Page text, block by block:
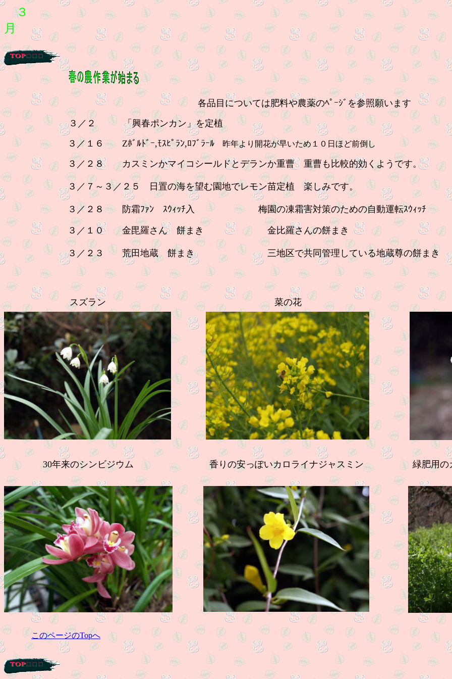
３
月
各品目については肥料や農薬のﾍﾟｰｼﾞを参照願います
３／２ 「興春ポンカン」を定植
３／１６ Zﾎﾞﾙﾄﾞｰ,ﾓｽﾋﾟﾗﾝ,ﾛﾌﾞﾗｰﾙ昨年より開花が早いため１０日ほど前倒し
３／２８ カスミンかマイコシールドとデランか重曹 重曹も比較的効くようです。
３／７～３／２５ 日置の海を望む園地でレモン苗定植 楽しみです。
３／２８ 防霜ﾌｧﾝ ｽｳｨｯﾁ入 梅園の凍霜害対策のための自動運転
３／１０ 金毘羅さん 餅まき 金比羅さんの餅まき
３／２３ 荒田地蔵 餅まき 三地区で共同管理している地蔵尊の餅まき
スズラン 菜の花
30年来のシンビジウム 香りの安っぽいカロライナジャスミン 緑肥用
このページのTopへ